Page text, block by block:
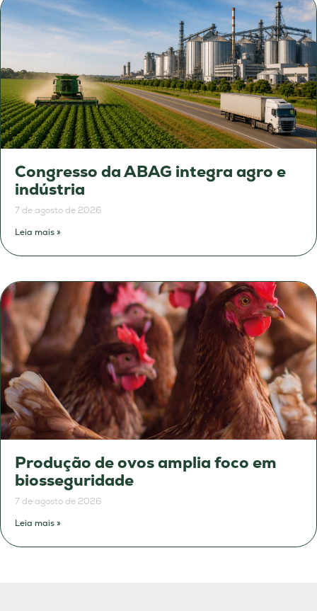
Congresso da ABAG integra agro e
indústria
7 de agosto de 2026
Leia mais »
Produção de ovos amplia foco em
biosseguridade
7 de agosto de 2026
Leia mais »